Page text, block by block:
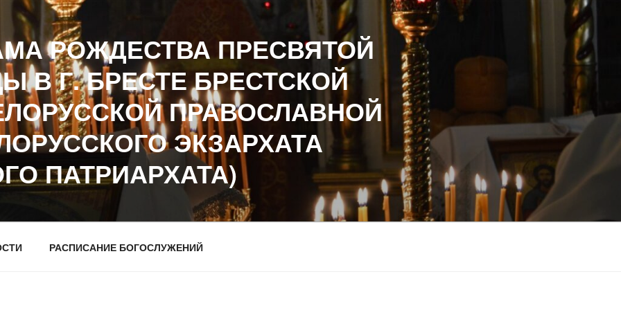
РОЖДЕСТВА ПРЕСВЯТОЙ
В Г. БРЕСТЕ БРЕСТСКОЙ
ПРАВОСЛАВНОЙ
ЭКЗАРХАТА
ПАТРИАРХАТА)
РАСПИСАНИЕ БОГОСЛУЖЕНИЙ